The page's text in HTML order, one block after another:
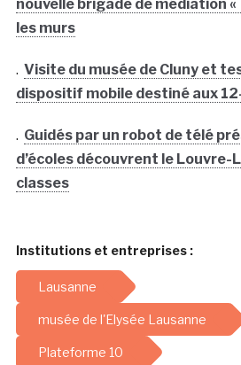
nouvelle brigade de médiation
les murs
. Visite du musée de Cluny et
dispositif mobile destiné aux
. Guidés par un robot de télé
d’écoles découvrent le Louvre-
classes
Institutions et entreprises :
Lausanne
musée de l'Elysée Lausanne
Plateforme 10